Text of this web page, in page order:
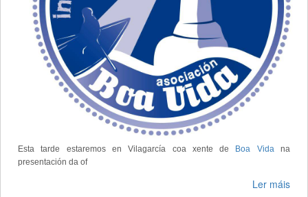
Esta tarde estaremos en Vilagarcía coa xente de Boa Vidana
presentación da of
Ler máis